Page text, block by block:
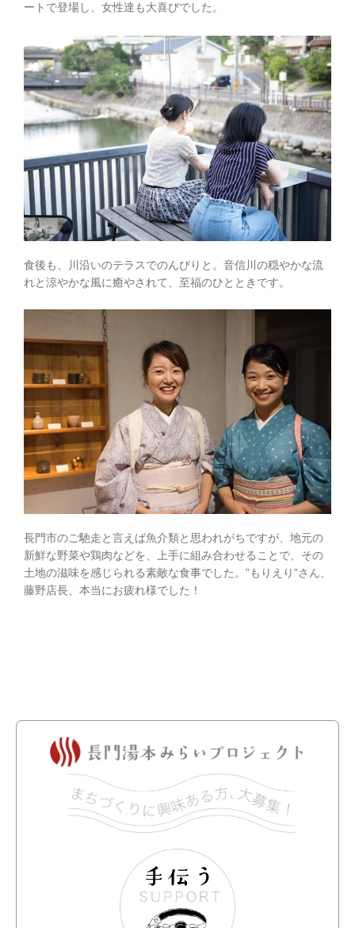
ートで登場し、女性達も大喜びでした。
食後も、川沿いのテラスでのんびりと。音信川の穏やかな流
れと涼やかな風に癒やされて、至福のひとときです。
長門市のご馳走と言えば魚介類と思われがちですが、地元の
新鮮な野菜や鶏肉などを、上手に組み合わせることで、その
土地の滋味を感じられる素敵な食事でした。”もりえり”さん、
藤野店長、本当にお疲れ様でした！